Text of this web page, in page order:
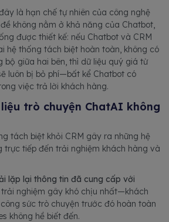
là hạn chế tự nhiên của công nghệ
không nằm ở khả năng của Chatbot,
được thiết kế: nếu Chatbot và CRM
hệ thống tách biệt hoàn toàn, không có
bộ giữa hai bên, thì dữ liệu quý giá từ
luôn bị bỏ phí—bất kể Chatbot có
việc trả lời khách hàng.
trò chuyện ChatAI không
tách biệt khỏi CRM gây ra những hệ
trực tiếp đến trải nghiệm khách hàng và
lặp lại thông tin đã cung cấp với
nghiệm gây khó chịu nhất—khách
sức trò chuyện trước đó hoàn toàn
không hề biết đến.